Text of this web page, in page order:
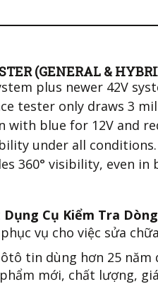
(GENERAL &
plus newer 42V
tester only draws 3
blue for 12V and
under all conditions.
360° visibility, even
Dụng Cụ Kiểm Tra
vụ cho việc sửa
tin dùng hơn 25 năm
mới, chất lượng,